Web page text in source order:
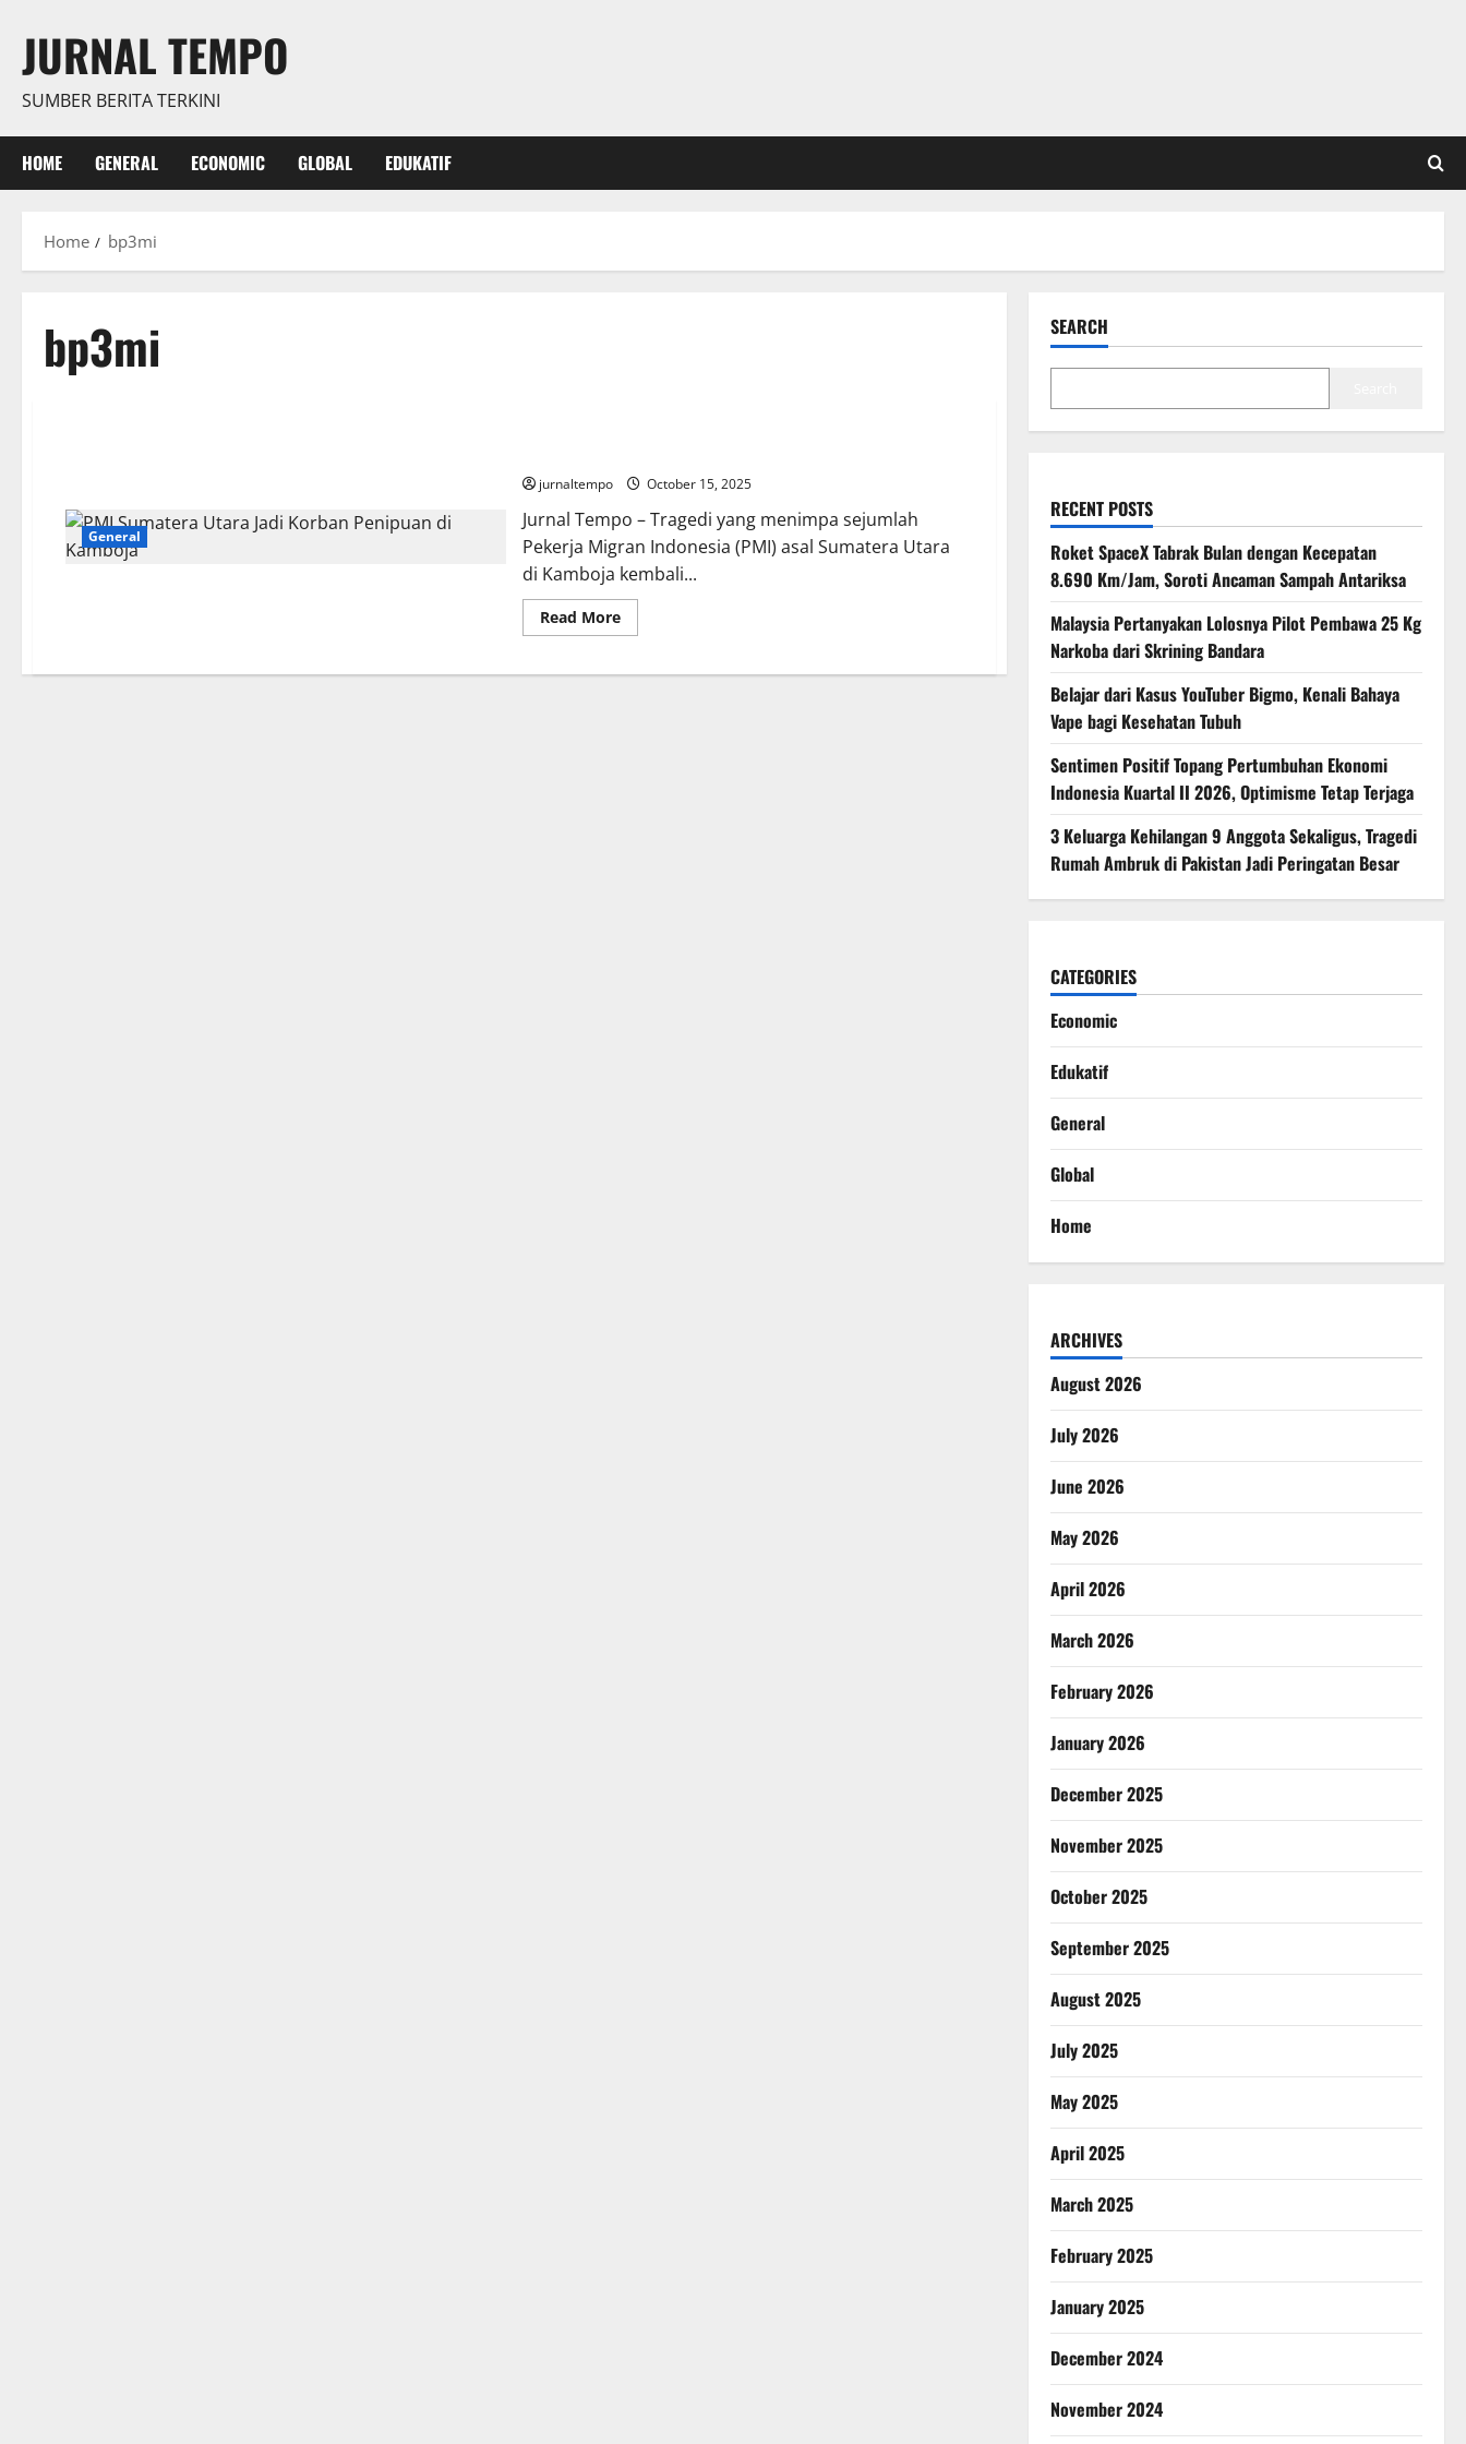
content
JURNAL TEMPO
SUMBER BERITA TERKINI
HOME GENERAL ECONOMIC GLOBAL EDUKATIF
Home bp3mi
bp3mi
General
jurnaltempo October 15, 2025
Jurnal Tempo – Tragedi yang menimpa sejumlah
Pekerja Migran Indonesia (PMI) asal Sumatera Utara
di Kamboja kembali...
Read MoreRead
more
Sumatera
SEARCH
RECENT POSTS
Roket SpaceX Tabrak Bulan dengan Kecepatan
8.690 Km/Jam, Soroti Ancaman Sampah Antariksa
Malaysia Pertanyakan Lolosnya Pilot Pembawa 25 Kg
Narkoba dari Skrining Bandara
Belajar dari Kasus YouTuber Bigmo, Kenali Bahaya
Vape bagi Kesehatan Tubuh
Sentimen Positif Topang Pertumbuhan Ekonomi
Indonesia Kuartal II 2026, Optimisme Tetap Terjaga
3 Keluarga Kehilangan 9 Anggota Sekaligus, Tragedi
Rumah Ambruk di Pakistan Jadi Peringatan Besar
CATEGORIES
Economic
Edukatif
General
Global
Home
ARCHIVES
August 2026
July 2026
June 2026
May 2026
April 2026
March 2026
February 2026
January 2026
December 2025
November 2025
October 2025
September 2025
August 2025
July 2025
May 2025
April 2025
March 2025
February 2025
January 2025
December 2024
November 2024